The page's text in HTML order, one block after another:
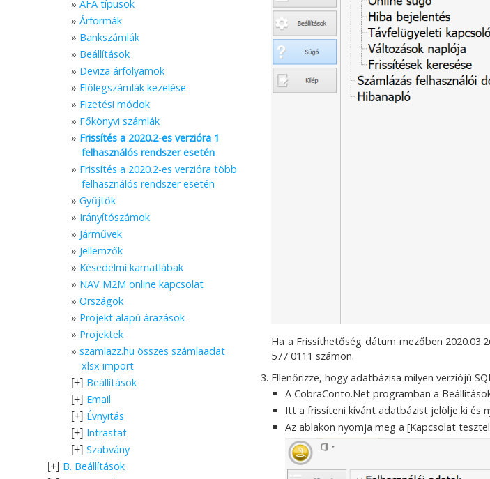
Ha a Frissíthetőség dátum mezőben
577 0111 számon.
Ellenőrizze, hogy adatbázisa milyen verziójú
A CobraConto.Net programban a
Itt a frissíteni kívánt adatbázist jelölje ki és
Az ablakon nyomja meg a [Kapcsolat
ÁFA típusok
Árformák
Bankszámlák
Beállítások
Deviza árfolyamok
Előlegszámlák kezelése
Fizetési módok
Főkönyvi számlák
Frissítés a 2020.2-es verzióra 1
felhasználós rendszer esetén
Frissítés a 2020.2-es verzióra több
felhasználós rendszer esetén
Gyűjtők
Irányítószámok
Járművek
Jellemzők
Késedelmi kamatlábak
NAV M2M online kapcsolat
Országok
Projekt alapú árazások
Projektek
szamlazz.hu összes számlaadat
xlsx import
[+] Beállítások
[+] Email
[+] Évnyitás
[+] Intrastat
[+] Szabvány
[+] B. Beállítások